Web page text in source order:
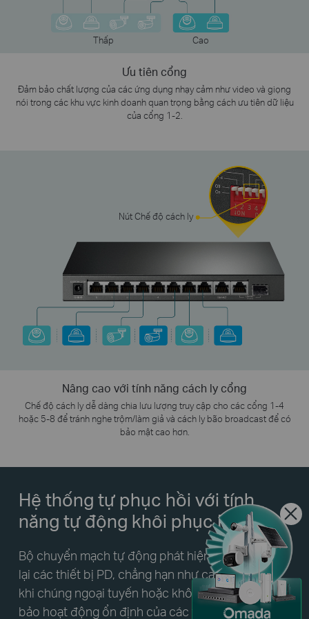
Thấp Cao
Ưu tiên cổng
Đảm bảo chất lượng của các ứng dụng nhạy cảm như video và giọng
nói trong các khu vực kinh doanh quan trọng bằng cách ưu tiên dữ liệu
của cổng 1-2.
Nút Chế độ cách ly
Nâng cao với tính năng cách ly cổng
Chế độ cách ly dễ dàng chia lưu lượng truy cập cho các cổng 1-4
hoặc 5-8 để tránh nghe trộm/làm giả và cách ly bão broadcast để có
bảo mật cao hơn.
Hệ thống tự phục hồi với tính
năng tự động khôi phục PoE
Bộ chuyển mạch tự động phát hiện và khởi động
lại các thiết bị PD, chẳng hạn như camera và AP,
khi chúng ngoại tuyến hoặc không phản hồi, đảm
bảo hoạt động ổn định của các thiết bị được kết